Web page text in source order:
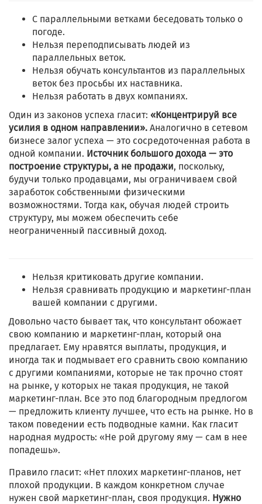
С параллельными ветками беседовать только о
погоде.
Нельзя переподписывать людей из
параллельных веток.
Нельзя обучать консультантов из параллельных
веток без просьбы их наставника.
Нельзя работать в двух компаниях.
Один из законов успеха гласит: «Концентрируй все
усилия в одном направлении». Аналогично в сетевом
бизнесе залог успеха — это сосредоточенная работа в
одной компании. Источник большого дохода — это
построение структуры, а не продажи, поскольку,
будучи только продавцами, мы ограничиваем свой
заработок собственными физическими
возможностями. Тогда как, обучая людей строить
структуру, мы можем обеспечить себе
неограниченный пассивный доход.
Нельзя критиковать другие компании.
Нельзя сравнивать продукцию и маркетинг-план
вашей компании с другими.
Довольно часто бывает так, что консультант обожает
свою компанию и маркетинг-план, который она
предлагает. Ему нравятся выплаты, продукция, и
иногда так и подмывает его сравнить свою компанию
с другими компаниями, которые не так прочно стоят
на рынке, у которых не такая продукция, не такой
маркетинг-план. Все это под благородным предлогом
— предложить клиенту лучшее, что есть на рынке. Но в
таком поведении есть подводные камни. Как гласит
народная мудрость: «Не рой другому яму — сам в нее
попадешь».
Правило гласит: «Нет плохих маркетинг-планов, нет
плохой продукции. В каждом конкретном случае
нужен свой маркетинг-план, своя продукция. Нужно